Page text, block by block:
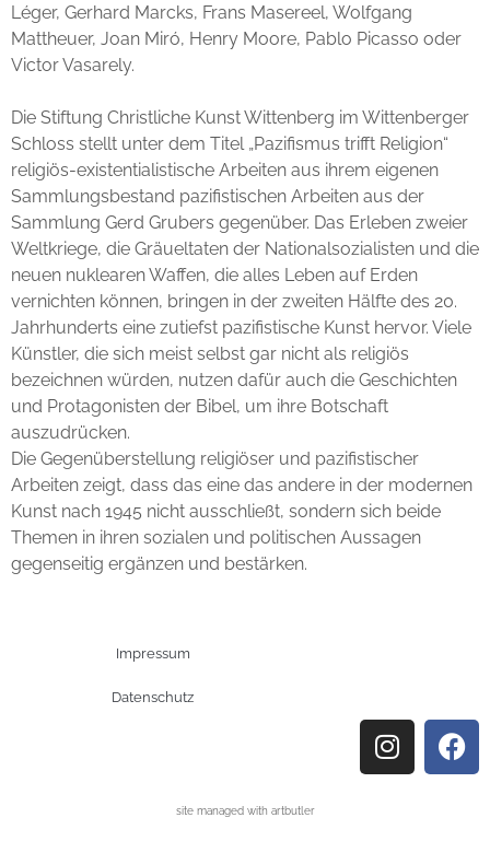
Léger, Gerhard Marcks, Frans Masereel, Wolfgang
Mattheuer, Joan Miró, Henry Moore, Pablo Picasso oder
Victor Vasarely.
Die Stiftung Christliche Kunst Wittenberg im Wittenberger
Schloss stellt unter dem Titel „Pazifismus trifft Religion“
religiös-existentialistische Arbeiten aus ihrem eigenen
Sammlungsbestand pazifistischen Arbeiten aus der
Sammlung Gerd Grubers gegenüber. Das Erleben zweier
Weltkriege, die Gräueltaten der Nationalsozialisten und die
neuen nuklearen Waffen, die alles Leben auf Erden
vernichten können, bringen in der zweiten Hälfte des 20.
Jahrhunderts eine zutiefst pazifistische Kunst hervor. Viele
Künstler, die sich meist selbst gar nicht als religiös
bezeichnen würden, nutzen dafür auch die Geschichten
und Protagonisten der Bibel, um ihre Botschaft
auszudrücken.
Die Gegenüberstellung religiöser und pazifistischer
Arbeiten zeigt, dass das eine das andere in der modernen
Kunst nach 1945 nicht ausschließt, sondern sich beide
Themen in ihren sozialen und politischen Aussagen
gegenseitig ergänzen und bestärken.
Impressum
Datenschutz
site managed with artbutler